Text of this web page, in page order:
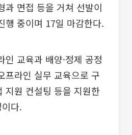
과 면접 등을 거쳐 선발이
행 중이며 17일 마감한다.
교육과 배양·정제 공정
프라인 실무 교육으로 구
지원 컨설팅 등을 지원한
다.